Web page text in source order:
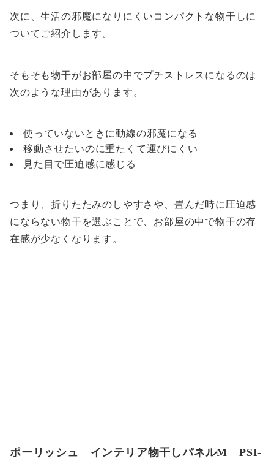
次に、生活の邪魔になりにくいコンパクトな物干しに
ついてご紹介します。
そもそも物干がお部屋の中でプチストレスになるのは
次のような理由があります。
使っていないときに動線の邪魔になる
移動させたいのに重たくて運びにくい
見た目で圧迫感に感じる
つまり、折りたたみのしやすさや、畳んだ時に圧迫感
にならない物干を選ぶことで、お部屋の中で物干の存
在感が少なくなります。
ポーリッシュ インテリア物干しパネルM PSI-